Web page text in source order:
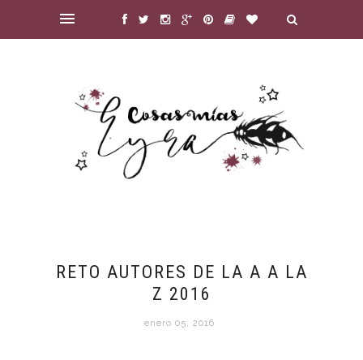
RETO AUTORES DE LA A A LA
Z 2016
enero 05, 2016